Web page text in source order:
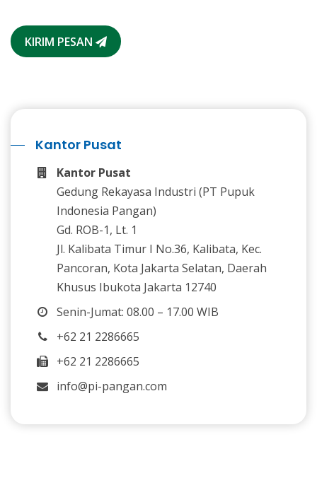
KIRIM PESAN
Kantor Pusat
Kantor Pusat
Gedung Rekayasa Industri (PT Pupuk
Indonesia Pangan)
Gd. ROB-1, Lt. 1
Jl. Kalibata Timur I No.36, Kalibata, Kec.
Pancoran, Kota Jakarta Selatan, Daerah
Khusus Ibukota Jakarta 12740
Senin-Jumat: 08.00 – 17.00 WIB
+62 21 2286665
+62 21 2286665
info@pi-pangan.com